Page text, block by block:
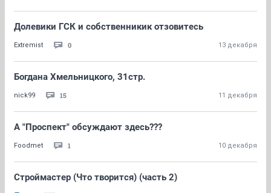
Долевики ГСК и собственникик отзовитесь
Extremist 0 13 декабря
Богдана Хмельницкого, 31стр.
nick99 15 11 декабря
А "Проспект" обсуждают здесь???
Foodmet 1 10 декабря
Строймастер (Что творится) (часть 2)